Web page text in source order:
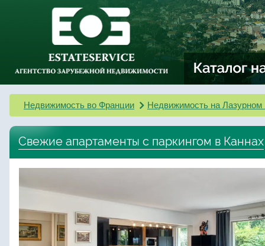
Недвижимость во Франции Недвижимость на Лазурном
Свежие апартаменты с паркингом в Каннах